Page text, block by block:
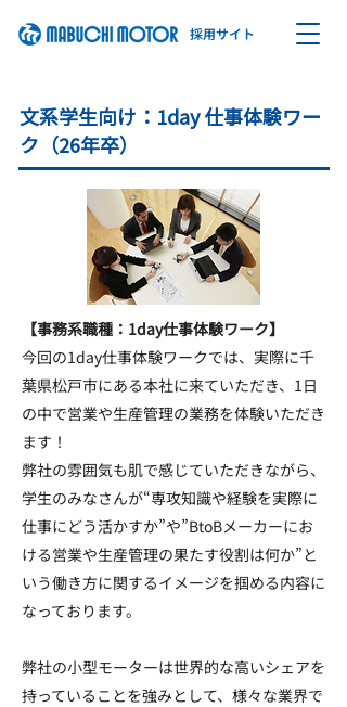
​採用サイト
文系学生向け：1day 仕事体験ワー
ク （26年卒）
【事務系職種：1day仕事体験ワーク】
今回の1day仕事体験ワークでは、実際に千
葉県松戸市にある本社に来ていただき、1日
の中で営業や生産管理の業務を体験いただき
ます！
弊社の雰囲気も肌で感じていただきながら、
学生のみなさんが“専攻知識や経験を実際に
仕事にどう活かすか”や”BtoBメーカーにお
ける営業や生産管理の果たす役割は何か”と
いう働き方に関するイメージを掴める内容に
なっております。
弊社の小型モーターは世界的な高いシェアを
持っていることを強みとして、様々な業界で